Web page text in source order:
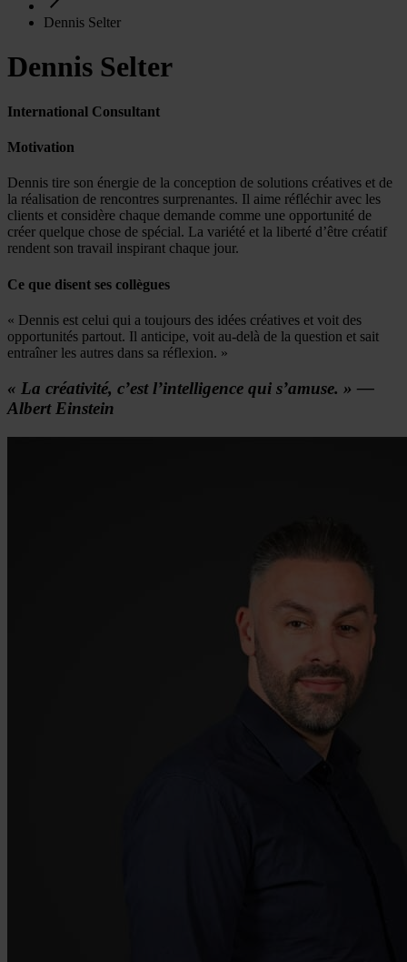
Dennis Selter
Dennis Selter
International Consultant
Motivation
Dennis tire son énergie de la conception de solutions créatives et de
la réalisation de rencontres surprenantes. Il aime réfléchir avec les
clients et considère chaque demande comme une opportunité de
créer quelque chose de spécial. La variété et la liberté d’être créatif
rendent son travail inspirant chaque jour.
Ce que disent ses collègues
« Dennis est celui qui a toujours des idées créatives et voit des
opportunités partout. Il anticipe, voit au-delà de la question et sait
entraîner les autres dans sa réflexion. »
« La créativité, c’est l’intelligence qui s’amuse. » —
Albert Einstein